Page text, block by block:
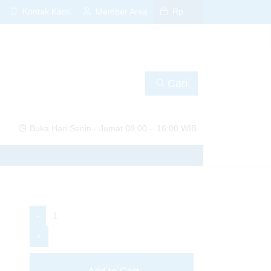
Kontak Kami Member Area Rp
Cari
Buka Hari Senin - Jumat 08:00 – 16:00 WIB
-
+